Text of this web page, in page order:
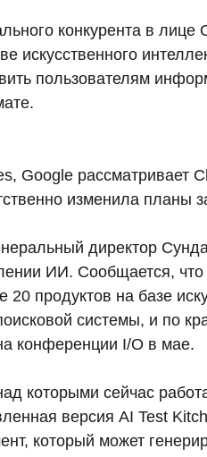
конкурента в лице
искусственного
пользователям
Google рассматривает
изменила планы
директор
ИИ. Сообщается, что
продуктов на базе
системы, и по
конференции I/O в мае.
которыми сейчас
версия AI Test
который может